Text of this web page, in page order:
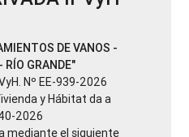
DE VANOS -
RÍO GRANDE"
Nº EE-939-2026
y Hábitat da a
2026
mediante el siguiente